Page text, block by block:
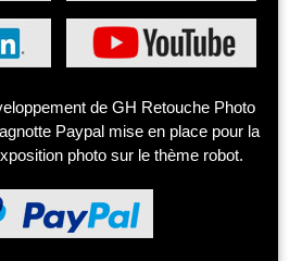
de GH Retouche Photo
Paypal mise en place pour la
photo sur le thème robot.